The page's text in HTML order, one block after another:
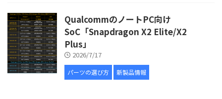
QualcommのノートPC向け
SoC「Snapdragon X2 Elite/X2
Plus」
2026/7/17
パーツの選び方 新製品情報